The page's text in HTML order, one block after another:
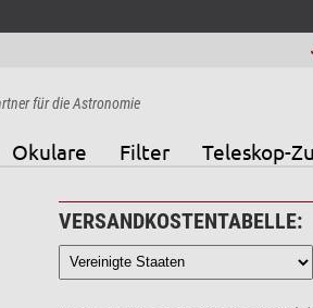
für die Astronomie
Okulare Filter Teleskop-
VERSANDKOSTENTABELLE: